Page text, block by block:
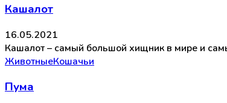
Кашалот
16.05.2021
Кашалот – самый большой хищник в мире и
ЖивотныеКошачьи
Пума